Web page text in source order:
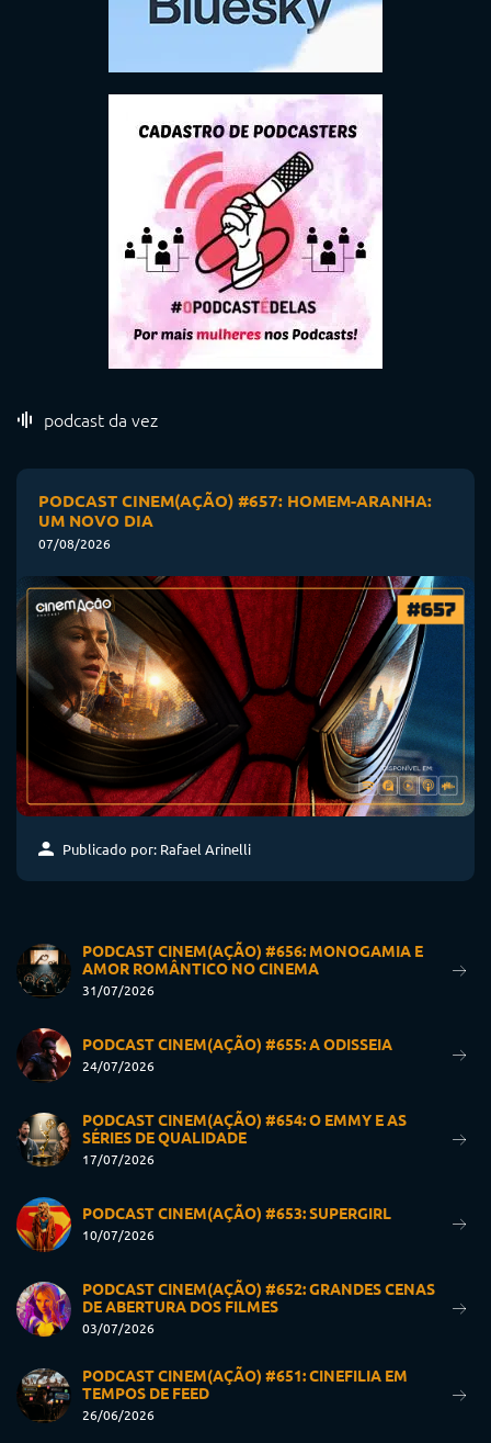
podcast da vez
PODCAST CINEM(AÇÃO) #657: HOMEM-ARANHA:
UM NOVO DIA
07/08/2026
Publicado por: Rafael Arinelli
PODCAST CINEM(AÇÃO) #656: MONOGAMIA E
AMOR ROMÂNTICO NO CINEMA
31/07/2026
PODCAST CINEM(AÇÃO) #655: A ODISSEIA
24/07/2026
PODCAST CINEM(AÇÃO) #654: O EMMY E AS
SÉRIES DE QUALIDADE
17/07/2026
PODCAST CINEM(AÇÃO) #653: SUPERGIRL
10/07/2026
PODCAST CINEM(AÇÃO) #652: GRANDES CENAS
DE ABERTURA DOS FILMES
03/07/2026
PODCAST CINEM(AÇÃO) #651: CINEFILIA EM
TEMPOS DE FEED
26/06/2026